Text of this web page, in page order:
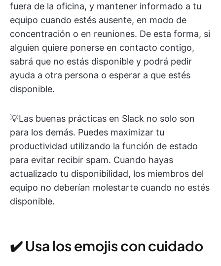
fuera de la oficina, y mantener informado a tu
equipo cuando estés ausente, en modo de
concentración o en reuniones. De esta forma, si
alguien quiere ponerse en contacto contigo,
sabrá que no estás disponible y podrá pedir
ayuda a otra persona o esperar a que estés
disponible.
💡Las buenas prácticas en Slack no solo son
para los demás. Puedes maximizar tu
productividad utilizando la función de estado
para evitar recibir spam. Cuando hayas
actualizado tu disponibilidad, los miembros del
equipo no deberían molestarte cuando no estés
disponible.
✔️ Usa los emojis con cuidado